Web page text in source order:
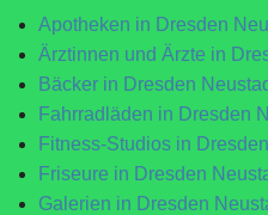
Apotheken in Dresden
Ärztinnen und Ärzte in
Bäcker in Dresden
Fahrradläden in Dresden
Fitness-Studios in
Friseure in Dresden
Galerien in Dresden